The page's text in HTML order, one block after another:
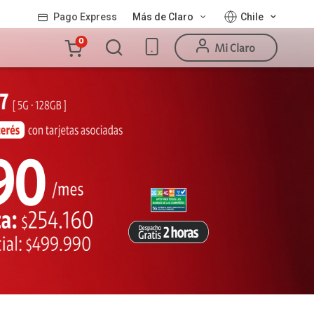
Pago Express Más de Claro Chile
Mi Claro
Carro
la
0